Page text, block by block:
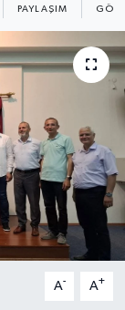
PAYLAŞIM
A- A+